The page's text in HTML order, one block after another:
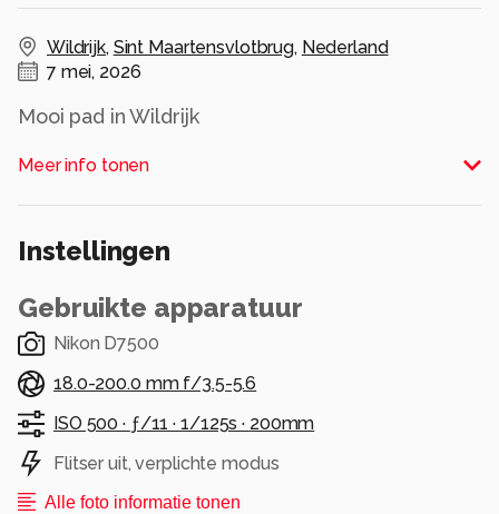
Wildrijk, Sint Maartensvlotbrug, Nederland
7 mei, 2026
Mooi pad in Wildrijk
Alle rechten voorbehouden
Meer info tonen
Instellingen
Gebruikte apparatuur
Nikon D7500
18.0-200.0 mm f/3.5-5.6
ISO 500 · ƒ/11 · 1/125s · 200mm
Flitser uit, verplichte modus
Alle foto informatie tonen